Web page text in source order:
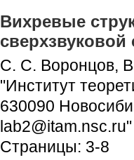
Вихревые
С. С. Воронцов,
"Институт
630090
lab2@itam.nsc.ru"
Страницы: 3-8